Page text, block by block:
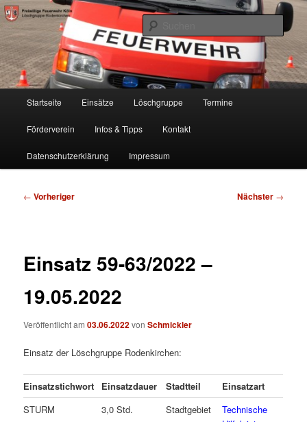
Zum
primären
Inhalt
springenFF Köln, LG RD
Freiwillige Feuerwehr Köln, Löschgruppe Rodenkirchen
Startseite Einsätze Löschgruppe Termine
Förderverein Infos & Tipps Kontakt
Datenschutzerklärung Impressum
Beitragsnavigation
← Vorheriger Nächster →
Einsatz 59-63/2022 –
19.05.2022
Veröffentlicht am03.06.2022vonSchmickler
Einsatz der Löschgruppe Rodenkirchen:
Einsatzstichwort Einsatzdauer Stadtteil
Einsatzart
STURM
3,0 Std. Stadtgebiet
Technische